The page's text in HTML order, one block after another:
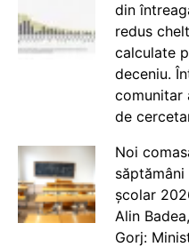
din
redus
calculate
deceniu.
comunitar
de
Noi
școlar
Alin
Gorj: